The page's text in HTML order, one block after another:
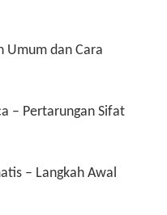
Umum dan Cara
– Pertarungan Sifat
– Langkah Awal